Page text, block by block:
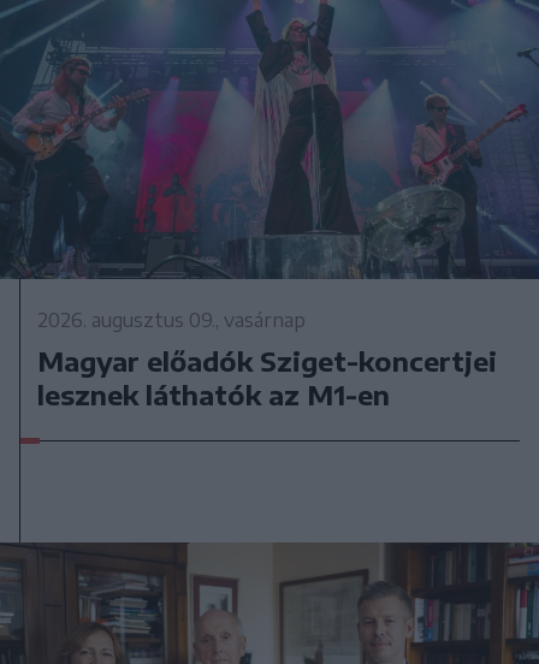
2026. augusztus 09., vasárnap
Magyar előadók Sziget-koncertjei
lesznek láthatók az M1-en